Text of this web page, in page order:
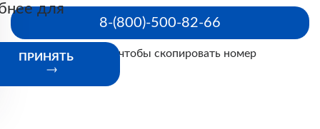
8-(800)-500-82-66
Нажмите, чтобы скопировать номер
для
ПРИНЯТЬ